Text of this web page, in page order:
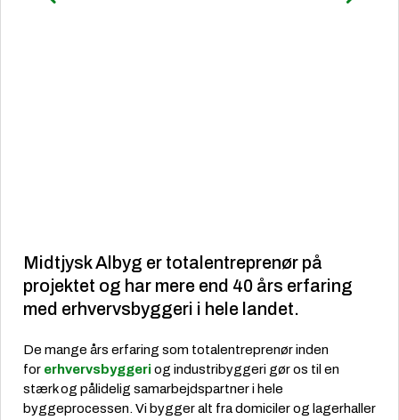
Midtjysk Albyg er totalentreprenør på
projektet og har mere end 40 års erfaring
med erhvervsbyggeri i hele landet.
De mange års erfaring som totalentreprenør inden
for erhvervsbyggeriog industribyggeri gør os til en
stærk og pålidelig samarbejdspartner i hele
byggeprocessen. Vi bygger alt fra domiciler og lagerhaller